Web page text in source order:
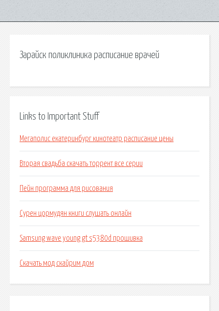
Зарайск поликлиника расписание врачей
Links to Important Stuff
Мегаполис екатеринбург кинотеатр расписание цены
Вторая свадьба скачать торрент все серии
Пейн программа для рисования
Сурен цормудян книги слушать онлайн
Samsung wave young gt s5380d прошивка
Скачать мод скайрим дом